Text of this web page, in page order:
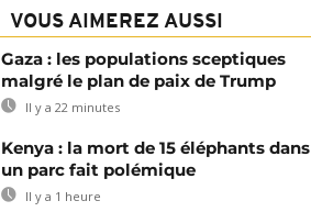
VOUS AIMEREZ AUSSI
Gaza : les populations sceptiques
malgré le plan de paix de Trump
Il y a 22 minutes
Kenya : la mort de 15 éléphants dans
un parc fait polémique
Il y a 1 heure